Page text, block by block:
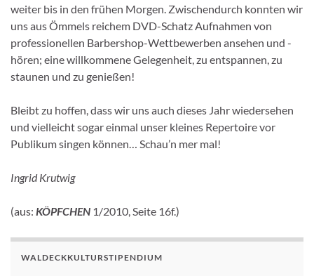
weiter bis in den frühen Morgen. Zwischendurch konnten wir
uns aus Ömmels reichem DVD-Schatz Aufnahmen von
professionellen Barbershop-Wettbewerben ansehen und -
hören; eine willkommene Gelegenheit, zu entspannen, zu
staunen und zu genießen!
Bleibt zu hoffen, dass wir uns auch dieses Jahr wiedersehen
und vielleicht sogar einmal unser kleines Repertoire vor
Publikum singen können… Schau’n mer mal!
Ingrid Krutwig
(aus: KÖPFCHEN 1/2010, Seite 16f.)
WALDECKKULTURSTIPENDIUM